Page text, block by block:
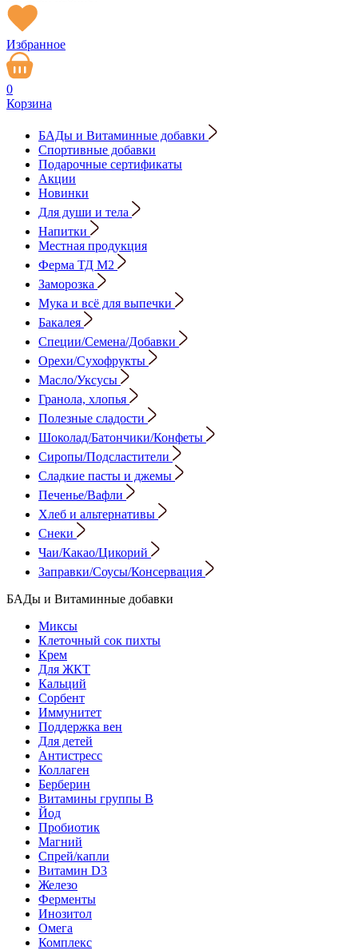
Избранное
0
Корзина
БАДы и Витаминные добавки
Спортивные добавки
Подарочные сертификаты
Акции
Новинки
Для души и тела
Напитки
Местная продукция
Ферма ТД М2
Заморозка
Мука и всё для выпечки
Бакалея
Специи/Семена/Добавки
Орехи/Сухофрукты
Масло/Уксусы
Гранола, хлопья
Полезные сладости
Шоколад/Батончики/Конфеты
Сиропы/Подсластители
Сладкие пасты и джемы
Печенье/Вафли
Хлеб и альтернативы
Снеки
Чаи/Какао/Цикорий
Заправки/Соусы/Консервация
БАДы и Витаминные добавки
Миксы
Клеточный сок пихты
Крем
Для ЖКТ
Кальций
Сорбент
Иммунитет
Поддержка вен
Для детей
Антистресс
Коллаген
Берберин
Витамины группы B
Йод
Пробиотик
Магний
Спрей/капли
Витамин D3
Железо
Ферменты
Инозитол
Омега
Комплекс